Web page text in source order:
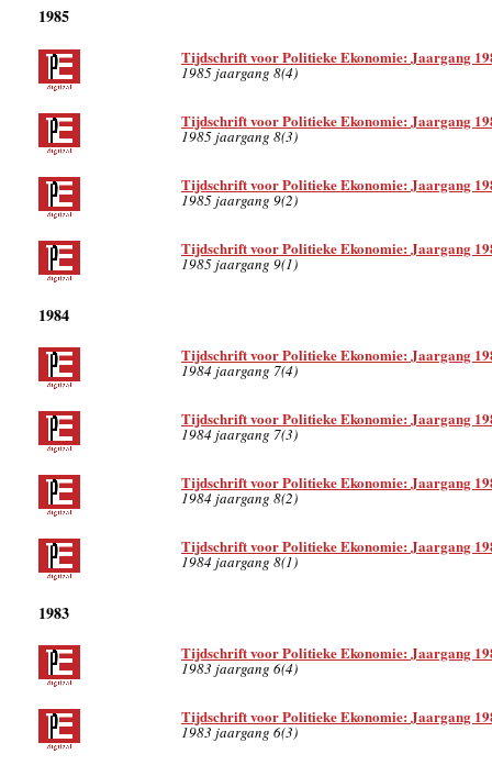
1985
Tijdschrift voor Politieke Ekonomie: Jaargang
1985 jaargang 8(4)
Tijdschrift voor Politieke Ekonomie: Jaargang
1985 jaargang 8(3)
Tijdschrift voor Politieke Ekonomie: Jaargang
1985 jaargang 9(2)
Tijdschrift voor Politieke Ekonomie: Jaargang
1985 jaargang 9(1)
1984
Tijdschrift voor Politieke Ekonomie: Jaargang
1984 jaargang 7(4)
Tijdschrift voor Politieke Ekonomie: Jaargang
1984 jaargang 7(3)
Tijdschrift voor Politieke Ekonomie: Jaargang
1984 jaargang 8(2)
Tijdschrift voor Politieke Ekonomie: Jaargang
1984 jaargang 8(1)
1983
Tijdschrift voor Politieke Ekonomie: Jaargang
1983 jaargang 6(4)
Tijdschrift voor Politieke Ekonomie: Jaargang
1983 jaargang 6(3)